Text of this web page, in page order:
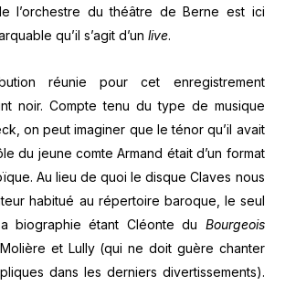
l’orchestre du théâtre de Berne est ici
qu’il s’agit d’unlive.
réunie pour cet enregistrement
noir. Compte tenu du type de musique
on peut imaginer que le ténor qu’il avait
du jeune comte Armand était d’un format
Au lieu de quoi le disque Claves nous
habitué au répertoire baroque, le seul
biographie étant Cléonte du Bourgeois
et Lully (qui ne doit guère chanter
dans les derniers divertissements).